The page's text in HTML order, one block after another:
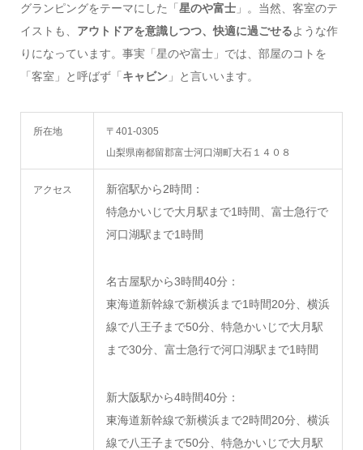
グランピングをテーマにした「 星のや富士」。当然、客室のテ
イストも、 アウトドアを意識しつつ、快適に過ごせるような作
りになっています。事実「星のや富士」では、部屋のコトを
「客室」と呼ばず「 キャビン」と言いいます。
所在地
〒401-0305
山梨県南都留郡富士河口湖町大石１４０８
アクセス
新宿駅から2時間：
特急かいじで大月駅まで1時間、富士急行で
河口湖駅まで1時間
名古屋駅から3時間40分：
東海道新幹線で新横浜まで1時間20分、横浜
線で八王子まで50分、特急かいじで大月駅
まで30分、富士急行で河口湖駅まで1時間
新大阪駅から4時間40分：
東海道新幹線で新横浜まで2時間20分、横浜
線で八王子まで50分、特急かいじで大月駅